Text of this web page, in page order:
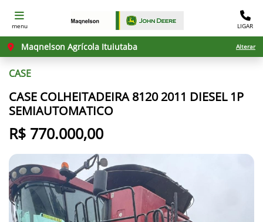
menu LIGAR
Maqnelson Agrícola Ituiutaba Alterar
CASE
CASE COLHEITADEIRA 8120 2011 DIESEL 1P
SEMIAUTOMATICO
R$ 770.000,00